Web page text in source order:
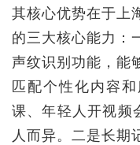
其核心优势在于上
的三大核心能力：
声纹识别功能，能
匹配个性化内容
课、年轻人开视频
人而异。二是长期